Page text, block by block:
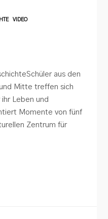
VIDEO
aus den
Mitte treffen sich
Leben und
Momente von fünf
Zentrum für